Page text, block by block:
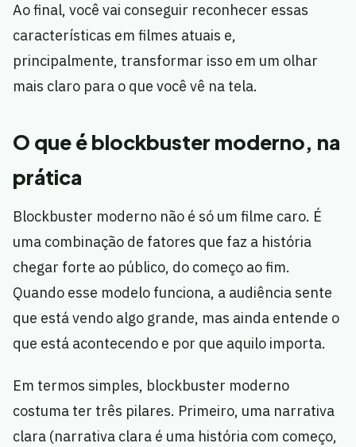
Ao final, você vai conseguir reconhecer essas
características em filmes atuais e,
principalmente, transformar isso em um olhar
mais claro para o que você vê na tela.
O que é blockbuster moderno, na
prática
Blockbuster moderno não é só um filme caro. É
uma combinação de fatores que faz a história
chegar forte ao público, do começo ao fim.
Quando esse modelo funciona, a audiência sente
que está vendo algo grande, mas ainda entende o
que está acontecendo e por que aquilo importa.
Em termos simples, blockbuster moderno
costuma ter três pilares. Primeiro, uma narrativa
clara (narrativa clara é uma história com começo,